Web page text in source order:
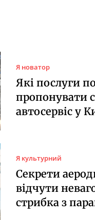
Я новатор
Які послуги
пропонувати
автосервіс у
Я культурний
Секрети
відчути
стрибка з